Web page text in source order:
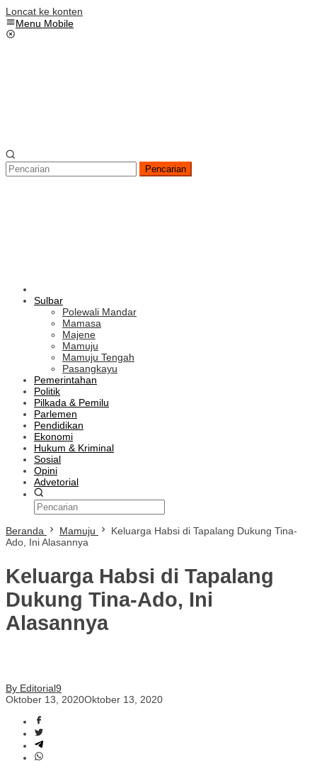
Loncat ke konten
Menu Mobile
Pencarian
Sulbar
Polewali Mandar
Mamasa
Majene
Mamuju
Mamuju Tengah
Pasangkayu
Pemerintahan
Politik
Pilkada & Pemilu
Parlemen
Pendidikan
Ekonomi
Hukum & Kriminal
Sosial
Opini
Advetorial
Beranda Mamuju
Keluarga Habsi di Tapalang Dukung Tina-
Ado, Ini Alasannya
Keluarga Habsi di Tapalang
Dukung Tina-Ado, Ini
Alasannya
By Editorial9
Oktober 13, 2020Oktober 13, 2020